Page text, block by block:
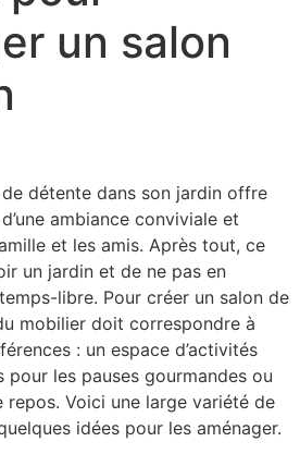
un salon
détente dans son jardin offre
ambiance conviviale et
et les amis. Après tout, ce
un jardin et de ne pas en
libre. Pour créer un salon de
mobilier doit correspondre à
: un espace d’activités
pour les pauses gourmandes ou
repos. Voici une large variété de
idées pour les aménager.